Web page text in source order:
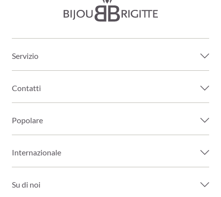
Servizio
Contatti
Popolare
Internazionale
Su di noi